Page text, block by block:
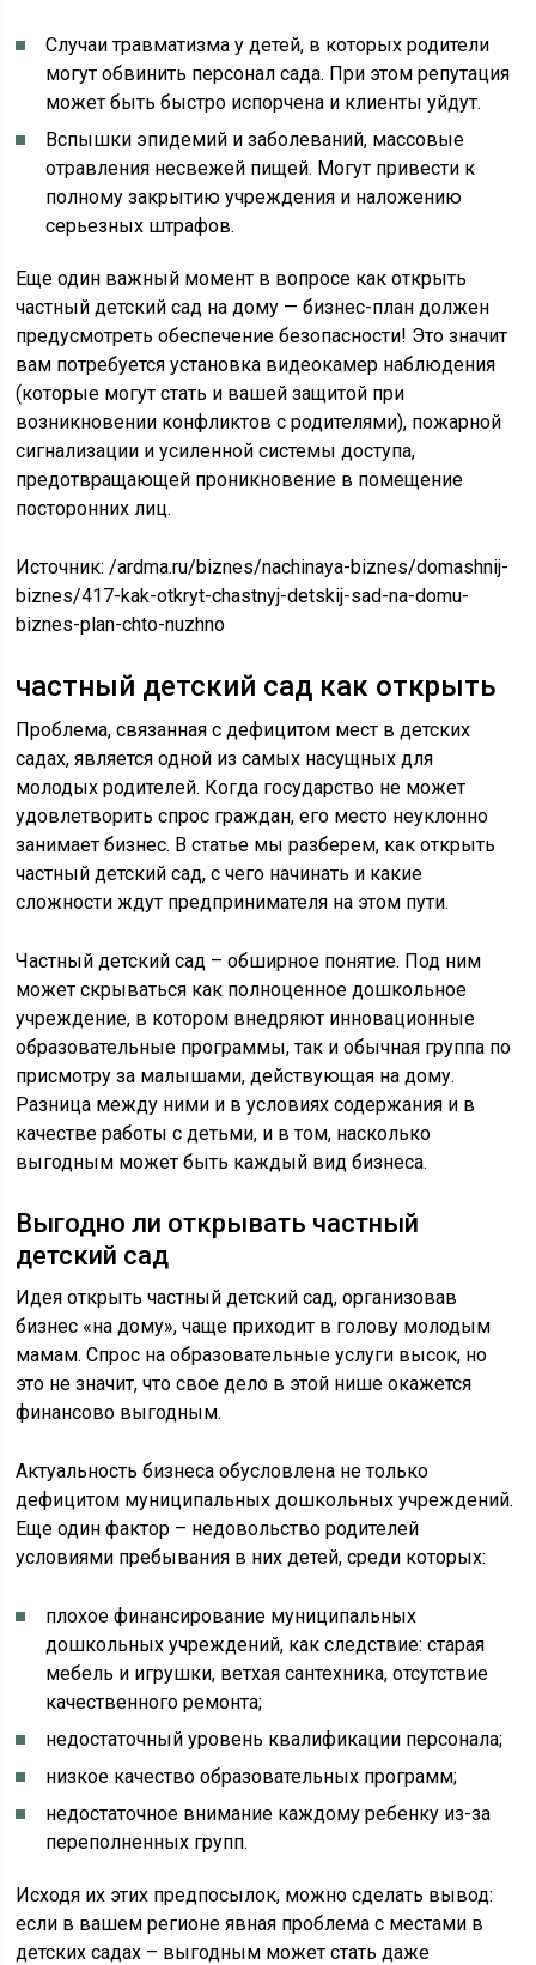
Случаи травматизма у детей, в которых родители
могут обвинить персонал сада. При этом репутация
может быть быстро испорчена и клиенты уйдут.
Вспышки эпидемий и заболеваний, массовые
отравления несвежей пищей. Могут привести к
полному закрытию учреждения и наложению
серьезных штрафов.
Еще один важный момент в вопросе как открыть
частный детский сад на дому — бизнес-план должен
предусмотреть обеспечение безопасности! Это значит
вам потребуется установка видеокамер наблюдения
(которые могут стать и вашей защитой при
возникновении конфликтов с родителями), пожарной
сигнализации и усиленной системы доступа,
предотвращающей проникновение в помещение
посторонних лиц.
Источник:/ardma.ru/biznes/nachinaya-biznes/domashnij-
biznes/417-kak-otkryt-chastnyj-detskij-sad-na-domu-
biznes-plan-chto-nuzhno
частный детский сад как открыть
Проблема, связанная с дефицитом мест в детских
садах, является одной из самых насущных для
молодых родителей. Когда государство не может
удовлетворить спрос граждан, его место неуклонно
занимает бизнес. В статье мы разберем, как открыть
частный детский сад, с чего начинать и какие
сложности ждут предпринимателя на этом пути.
Частный детский сад – обширное понятие. Под ним
может скрываться как полноценное дошкольное
учреждение, в котором внедряют инновационные
образовательные программы, так и обычная группа по
присмотру за малышами, действующая на дому.
Разница между ними и в условиях содержания и в
качестве работы с детьми, и в том, насколько
выгодным может быть каждый вид бизнеса.
Выгодно ли открывать частный
детский сад
Идея открыть частный детский сад, организовав
бизнес «на дому», чаще приходит в голову молодым
мамам. Спрос на образовательные услуги высок, но
это не значит, что свое дело в этой нише окажется
финансово выгодным.
Актуальность бизнеса обусловлена не только
дефицитом муниципальных дошкольных учреждений.
Еще один фактор – недовольство родителей
условиями пребывания в них детей, среди которых:
плохое финансирование муниципальных
дошкольных учреждений, как следствие: старая
мебель и игрушки, ветхая сантехника, отсутствие
качественного ремонта;
недостаточный уровень квалификации персонала;
низкое качество образовательных программ;
недостаточное внимание каждому ребенку из-за
переполненных групп.
Исходя их этих предпосылок, можно сделать вывод:
если в вашем регионе явная проблема с местами в
детских садах – выгодным может стать даже